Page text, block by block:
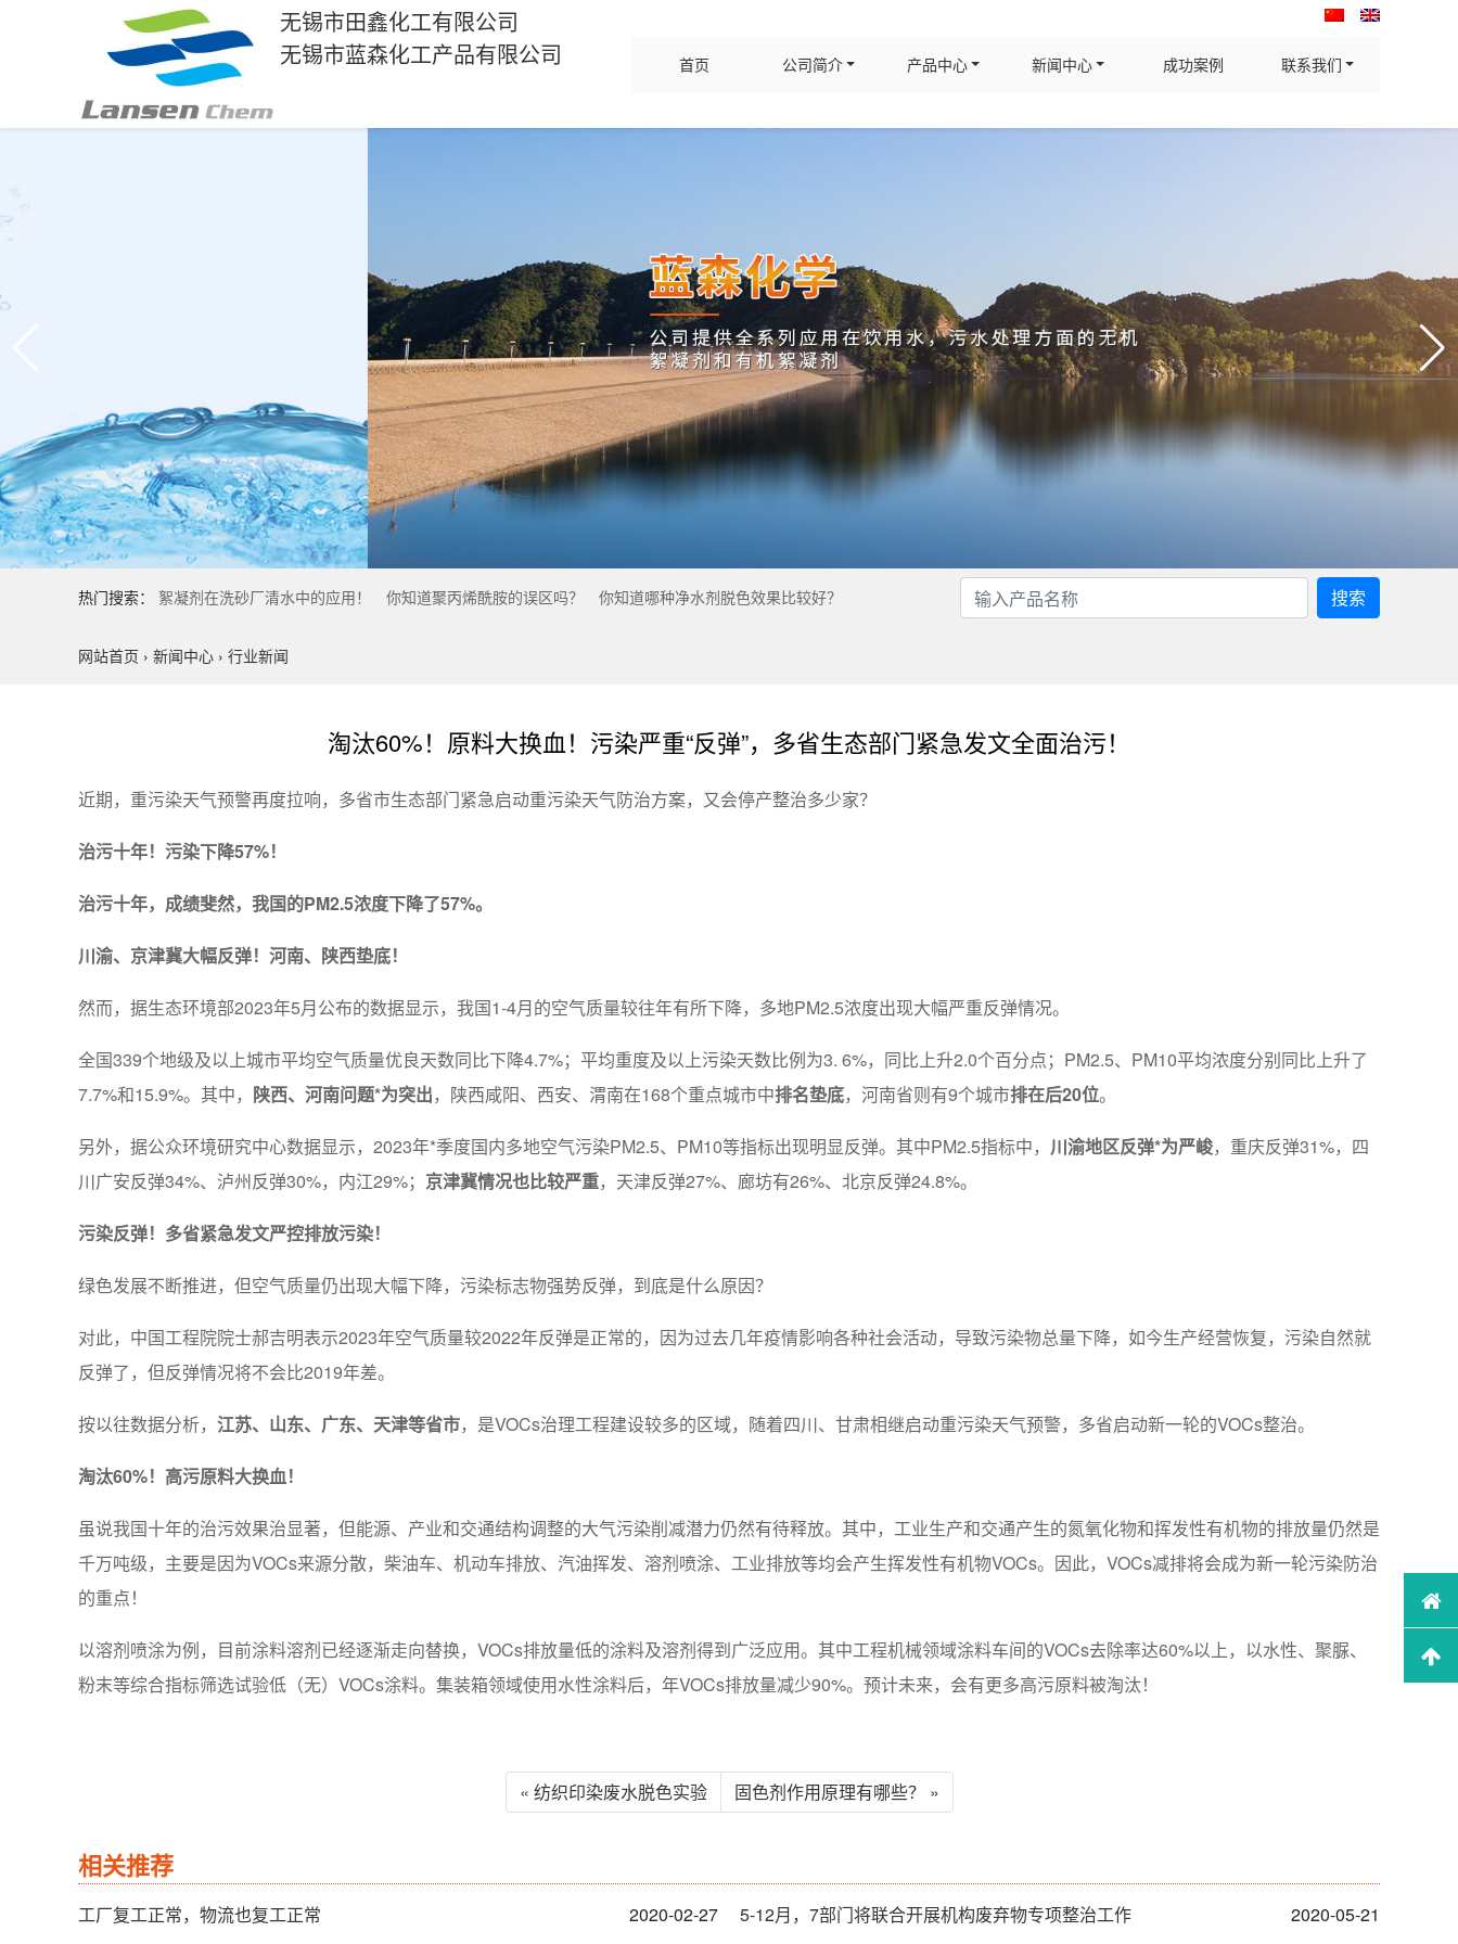
无锡市田鑫化工有限公司
无锡市蓝森化工产品有限公司
首页 公司简介 产品中心 新闻中心 成功案例 联系我们
热门搜索： 絮凝剂在洗砂厂清水中的应用！ 你知道聚丙烯酰胺的误区吗？ 你知道哪种净水剂脱色效果比较好？ 搜索
网站首页 › 新闻中心 › 行业新闻
淘汰60%！原料大换血！污染严重“反弹”，多省生态部门紧急发文全面治污！
近期，重污染天气预警再度拉响，多省市生态部门紧急启动重污染天气防治方案，又会停产整治多少家？
治污十年！污染下降57%！
治污十年，成绩斐然，我国的PM2.5浓度下降了57%。
川渝、京津冀大幅反弹！河南、陕西垫底！
然而，据生态环境部2023年5月公布的数据显示，我国1-4月的空气质量较往年有所下降，多地PM2.5浓度出现大幅严重反弹情况。
全国339个地级及以上城市平均空气质量优良天数同比下降4.7%；平均重度及以上污染天数比例为3. 6%，同比上升2.0个百分点；PM2.5、PM10平均浓度分别同比上升了
7.7%和15.9%。其中， 陕西、河南问题*为突出，陕西咸阳、西安、渭南在168个重点城市中排名垫底，河南省则有9个城市排在后20位。
另外，据公众环境研究中心数据显示，2023年*季度国内多地空气污染PM2.5、PM10等指标出现明显反弹。其中PM2.5指标中， 川渝地区反弹*为严峻，重庆反弹31%，四
川广安反弹34%、泸州反弹30%，内江29%； 京津冀情况也比较严重，天津反弹27%、廊坊有26%、北京反弹24.8%。
污染反弹！多省紧急发文严控排放污染！
绿色发展不断推进，但空气质量仍出现大幅下降，污染标志物强势反弹，到底是什么原因？
对此，中国工程院院士郝吉明表示2023年空气质量较2022年反弹是正常的，因为过去几年疫情影响各种社会活动，导致污染物总量下降，如今生产经营恢复，污染自然就
反弹了，但反弹情况将不会比2019年差。
按以往数据分析， 江苏、山东、广东、天津等省市，是VOCs治理工程建设较多的区域，随着四川、甘肃相继启动重污染天气预警，多省启动新一轮的VOCs整治。
淘汰60%！高污原料大换血！
虽说我国十年的治污效果治显著，但能源、产业和交通结构调整的大气污染削减潜力仍然有待释放。其中，工业生产和交通产生的氮氧化物和挥发性有机物的排放量仍然是
千万吨级，主要是因为VOCs来源分散，柴油车、机动车排放、汽油挥发、溶剂喷涂、工业排放等均会产生挥发性有机物VOCs。因此，VOCs减排将会成为新一轮污染防治
的重点！
以溶剂喷涂为例，目前涂料溶剂已经逐渐走向替换，VOCs排放量低的涂料及溶剂得到广泛应用。其中工程机械领域涂料车间的VOCs去除率达60%以上，以水性、聚脲、
粉末等综合指标筛选试验低（无）VOCs涂料。集装箱领域使用水性涂料后，年VOCs排放量减少90%。预计未来，会有更多高污原料被淘汰！
« 纺织印染废水脱色实验 固色剂作用原理有哪些？ »
相关推荐
工厂复工正常，物流也复工正常 2020-02-27 5-12月，7部门将联合开展机构废弃物专项整治工作 2020-05-21